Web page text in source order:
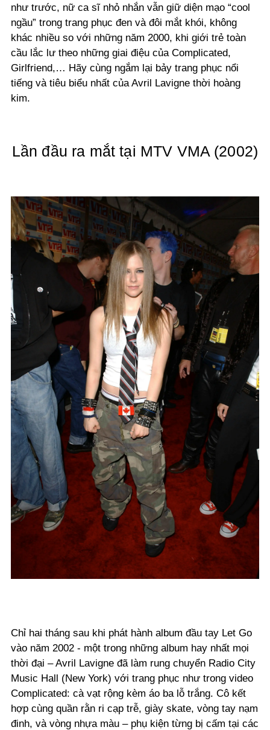
như trước, nữ ca sĩ nhỏ nhắn vẫn giữ diện mạo “cool
ngầu” trong trang phục đen và đôi mắt khói, không
khác nhiều so với những năm 2000, khi giới trẻ toàn
cầu lắc lư theo những giai điệu của Complicated,
Girlfriend,… Hãy cùng ngắm lại bảy trang phục nổi
tiếng và tiêu biểu nhất của Avril Lavigne thời hoàng
kim.
Lần đầu ra mắt tại MTV VMA (2002)
Chỉ hai tháng sau khi phát hành album đầu tay Let Go
vào năm 2002 - một trong những album hay nhất mọi
thời đại – Avril Lavigne đã làm rung chuyển Radio City
Music Hall (New York) với trang phục như trong video
Complicated: cà vạt rộng kèm áo ba lỗ trắng. Cô kết
hợp cùng quần rằn ri cạp trễ, giày skate, vòng tay nạm
đinh, và vòng nhựa màu – phụ kiện từng bị cấm tại các